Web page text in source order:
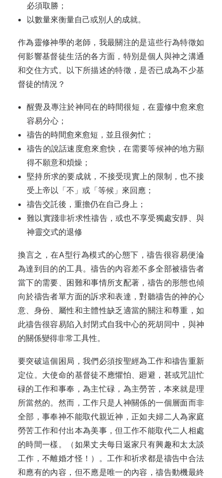
必須取勝；
以數量來衡量自己或別人的成就。
作為靈修神學的老師，我最關注的是這些行為特徵如
何影響基督徒生活的各方面，特別是個人與神之溝通
和交住方式。以下所描述的特徵，是否已成為不少基
督徒的情況？
醒覺及專注於神同在的時間很短，在靈修中愈來愈
容易分心；
禱告的時間愈來愈短，並且很匆忙；
禱告的說話速度愈來愈快，在需要等候神的地方顯
得不願意和煩燥；
堅持所求的要成就，不接受現實上的限制，也不接
受上帝以「不」或「等候」來回應；
禱告交託後，重擔仍在自己身上；
難以實踐非祈求性禱告，或也不享受獨處安靜、與
神靈交式的退修
換言之，在A型行為模式的心態下，禱告很容易便淪
為達到目的的工具。禱告的內容差不多全部被禱告者
當下的需要、困難和事情所支配著，禱告的形態也傾
向於禱告者單方面的訴求和表達，對聽禱告的神的心
意、身份、屬性和主體性缺乏適當的關注和尊重，如
此禱告很容易陷入封閉式自我中心的死胡同中，與神
的關係變得非常工具性。
要突破這個困局，我們必須按聖經為工作和禱告重新
定位。大使命的基督徒不應懼怕、廻避，甚或咒詛忙
碌的工作和事奉，為主忙碌，為主勞苦，本來就是理
所當然的。然而，工作只是人神關係的一個層面而非
全部，事奉神不能取代親近神，正如夫婦二人為家庭
勞苦工作和付出本為美事，但工作不能取代二人相處
的時間一樣。（如果丈夫每日返家只有興趣和太太談
工作，不離婚才怪！）。工作和祈求都是禱告中合法
和應有的內容，但不應是唯一的內容，禱告動機最終